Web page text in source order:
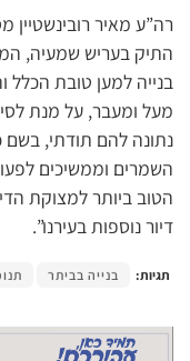
רה”ע מאיר
התיק בעריש שמעיה,
בנייה למען טובת הכלל
מעל ומעבר, על מנת
נתונה להם תודתי, בשם
השמרים וממשיכים
הטוב ביותר למצוקת
דיור נוספות בעירנו”.
תגיות: בנייה בביתר